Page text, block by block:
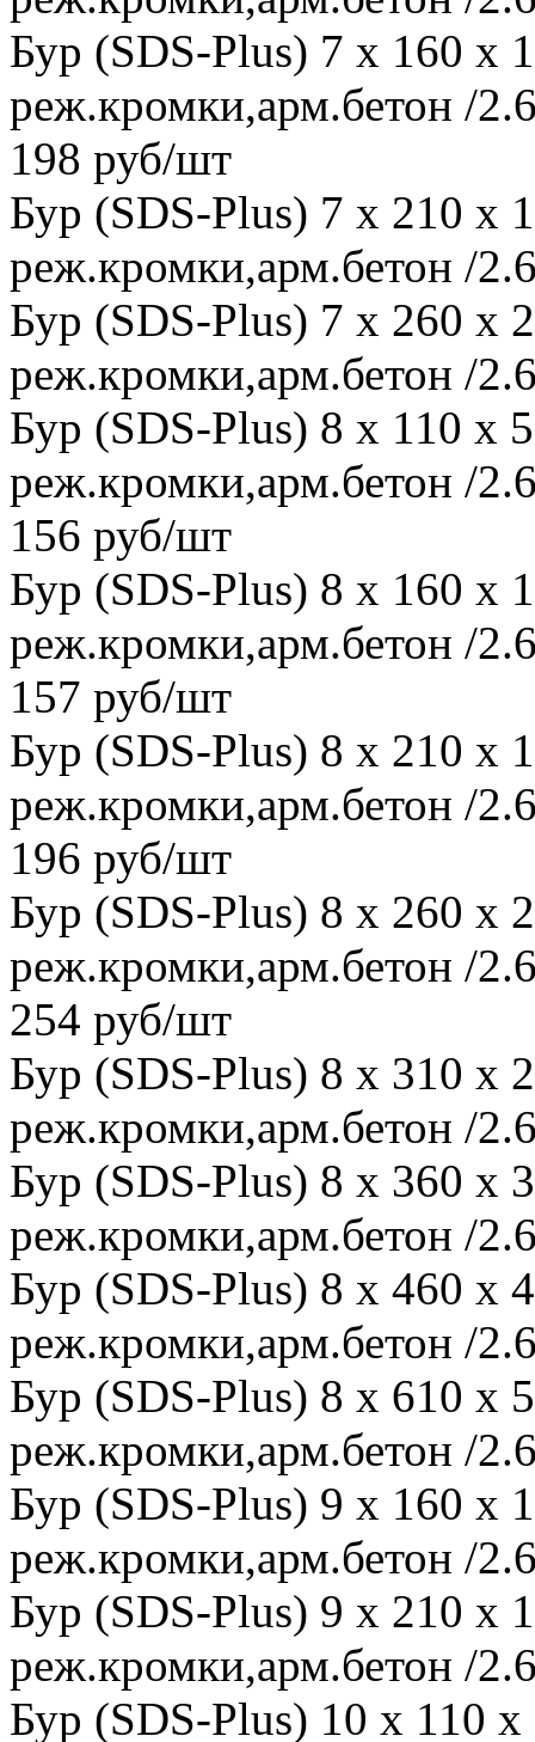
Бур (SDS-Plus) 7 x 160 x
реж.кромки,арм.бетон /
198 руб/шт
Бур (SDS-Plus) 7 x 210 x
реж.кромки,арм.бетон /
Бур (SDS-Plus) 7 x 260 x
реж.кромки,арм.бетон /
Бур (SDS-Plus) 8 x 110 x
реж.кромки,арм.бетон /
156 руб/шт
Бур (SDS-Plus) 8 x 160 x
реж.кромки,арм.бетон /
157 руб/шт
Бур (SDS-Plus) 8 x 210 x
реж.кромки,арм.бетон /
196 руб/шт
Бур (SDS-Plus) 8 x 260 x
реж.кромки,арм.бетон /
254 руб/шт
Бур (SDS-Plus) 8 x 310 x
реж.кромки,арм.бетон /
Бур (SDS-Plus) 8 x 360 x
реж.кромки,арм.бетон /
Бур (SDS-Plus) 8 x 460 x
реж.кромки,арм.бетон /
Бур (SDS-Plus) 8 x 610 x
реж.кромки,арм.бетон /
Бур (SDS-Plus) 9 x 160 x
реж.кромки,арм.бетон /
Бур (SDS-Plus) 9 x 210 x
реж.кромки,арм.бетон /
Бур (SDS-Plus) 10 x 110